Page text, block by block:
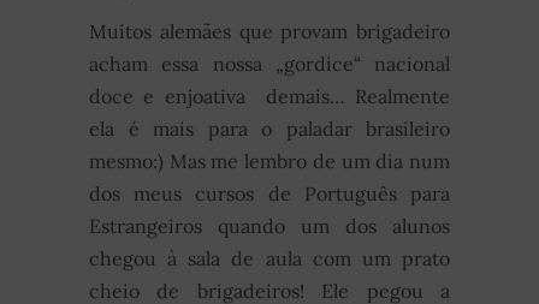
Muitos alemães que provam brigadeiro
acham essa nossa „gordice“ nacional
doce e enjoativa demais… Realmente
ela é mais para o paladar brasileiro
mesmo:) Mas me lembro de um dia num
dos meus cursos de Português para
Estrangeiros quando um dos alunos
chegou à sala de aula com um prato
cheio de brigadeiros! Ele pegou a